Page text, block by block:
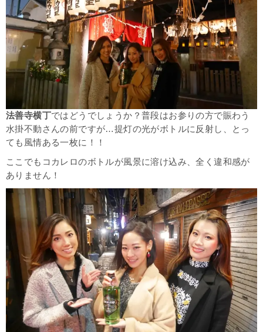
法善寺横丁ではどうでしょうか？普段はお参りの方で賑わう
水掛不動さんの前ですが…提灯の光がボトルに反射し、とっ
ても風情ある一枚に！！
ここでもコカレロのボトルが風景に溶け込み、全く違和感が
ありません！